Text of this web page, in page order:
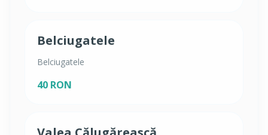
Belciugatele
Belciugatele
40 RON